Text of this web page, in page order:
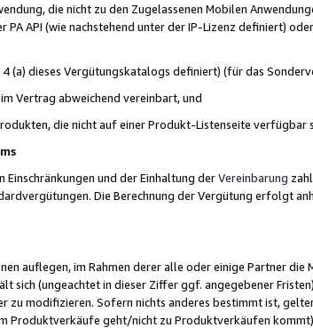
die nicht zu den Zugelassenen Mobilen
PA API (wie nachstehend unter der IP-Lizenz definiert)
(a) dieses Vergütungskatalogs definiert) (für das
Vertrag abweichend vereinbart, und
die nicht auf einer Produkt-Listenseite verfügbar
und der Einhaltung derVereinbarung
Die Berechnung der Vergütung erfolgt
auflegen, im Rahmen derer alle oder einige Partner
sich (ungeachtet in dieser Ziffer ggf. angegebener
modifizieren. Sofern nichts anderes bestimmt ist,
Produktverkäufe geht/nicht zu Produktverkäufen